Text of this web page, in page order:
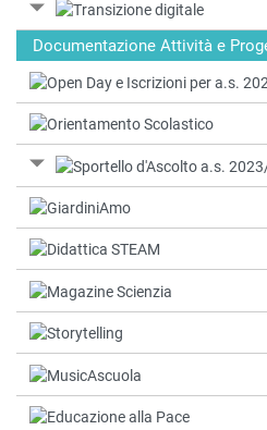
Documentazione Attività e